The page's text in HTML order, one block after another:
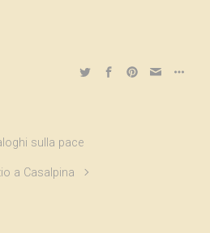
sulla pace
a Casalpina